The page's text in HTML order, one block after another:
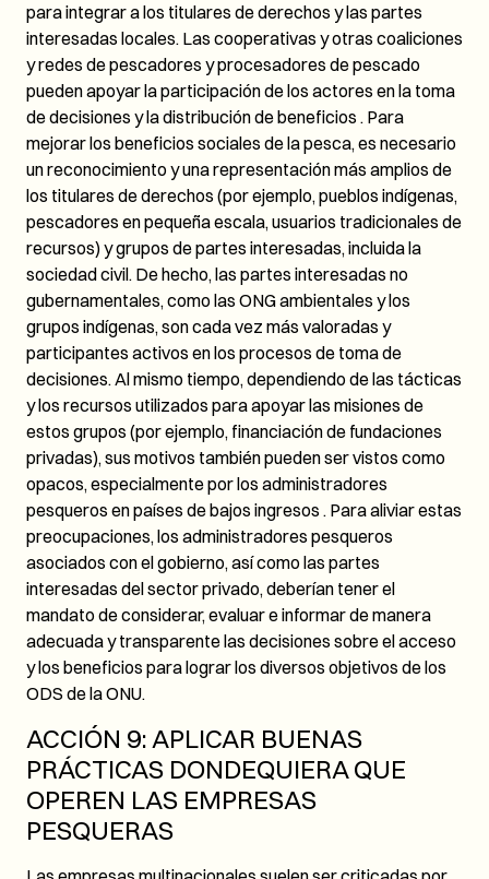
para integrar a los titulares de derechos y las partes
interesadas locales. Las cooperativas y otras coaliciones
y redes de pescadores y procesadores de pescado
pueden apoyar la participación de los actores en la toma
de decisiones y la distribución de beneficios . Para
mejorar los beneficios sociales de la pesca, es necesario
un reconocimiento y una representación más amplios de
los titulares de derechos (por ejemplo, pueblos indígenas,
pescadores en pequeña escala, usuarios tradicionales de
recursos) y grupos de partes interesadas, incluida la
sociedad civil. De hecho, las partes interesadas no
gubernamentales, como las ONG ambientales y los
grupos indígenas, son cada vez más valoradas y
participantes activos en los procesos de toma de
decisiones. Al mismo tiempo, dependiendo de las tácticas
y los recursos utilizados para apoyar las misiones de
estos grupos (por ejemplo, financiación de fundaciones
privadas), sus motivos también pueden ser vistos como
opacos, especialmente por los administradores
pesqueros en países de bajos ingresos . Para aliviar estas
preocupaciones, los administradores pesqueros
asociados con el gobierno, así como las partes
interesadas del sector privado, deberían tener el
mandato de considerar, evaluar e informar de manera
adecuada y transparente las decisiones sobre el acceso
y los beneficios para lograr los diversos objetivos de los
ODS de la ONU.
ACCIÓN 9: APLICAR BUENAS
PRÁCTICAS DONDEQUIERA QUE
OPEREN LAS EMPRESAS
PESQUERAS